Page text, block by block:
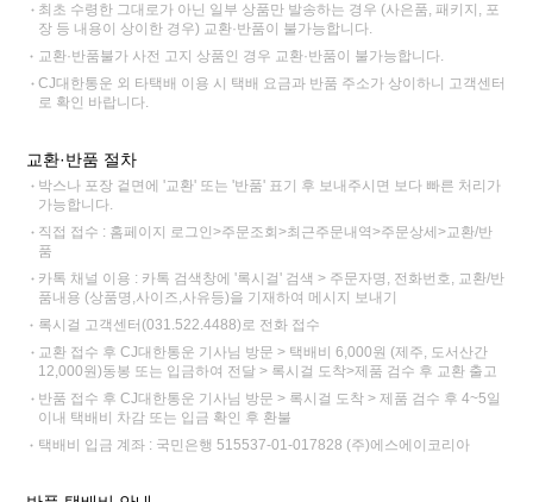
최초 수령한 그대로가 아닌 일부 상품만 발송하는 경우 (사은품, 패키지, 포
장 등 내용이 상이한 경우) 교환·반품이 불가능합니다.
교환·반품불가 사전 고지 상품인 경우 교환·반품이 불가능합니다.
CJ대한통운 외 타택배 이용 시 택배 요금과 반품 주소가 상이하니 고객센터
로 확인 바랍니다.
교환·반품 절차
박스나 포장 겉면에 '교환' 또는 '반품' 표기 후 보내주시면 보다 빠른 처리가
가능합니다.
직접 접수 : 홈페이지 로그인>주문조회>최근주문내역>주문상세>교환/반
품
카톡 채널 이용 : 카톡 검색창에 '록시걸' 검색 > 주문자명, 전화번호, 교환/반
품내용 (상품명,사이즈,사유등)을 기재하여 메시지 보내기
록시걸 고객센터(031.522.4488)로 전화 접수
교환 접수 후 CJ대한통운 기사님 방문 > 택배비 6,000원 (제주, 도서산간
12,000원)동봉 또는 입금하여 전달 > 록시걸 도착>제품 검수 후 교환 출고
반품 접수 후 CJ대한통운 기사님 방문 > 록시걸 도착 > 제품 검수 후 4~5일
이내 택배비 차감 또는 입금 확인 후 환불
택배비 입금 계좌 : 국민은행 515537-01-017828 (주)에스에이코리아